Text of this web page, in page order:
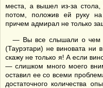
места, а вышел из-за стола,
потом, положив ей руку
причем адмирал не только
— Вы все слышали о чем
(Таурэтари) не виновата ни
скажу не только я! А если
— слишком много моего
оставил ее со всеми
достаточного количества